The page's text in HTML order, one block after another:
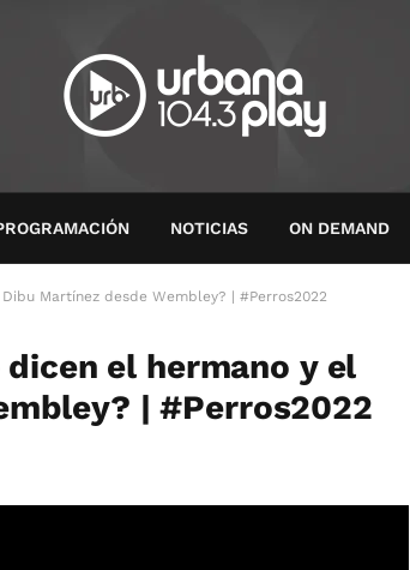
NOTICIAS ON DEMAND
Martínez desde Wembley? | #Perros2022
el hermano y el
| #Perros2022